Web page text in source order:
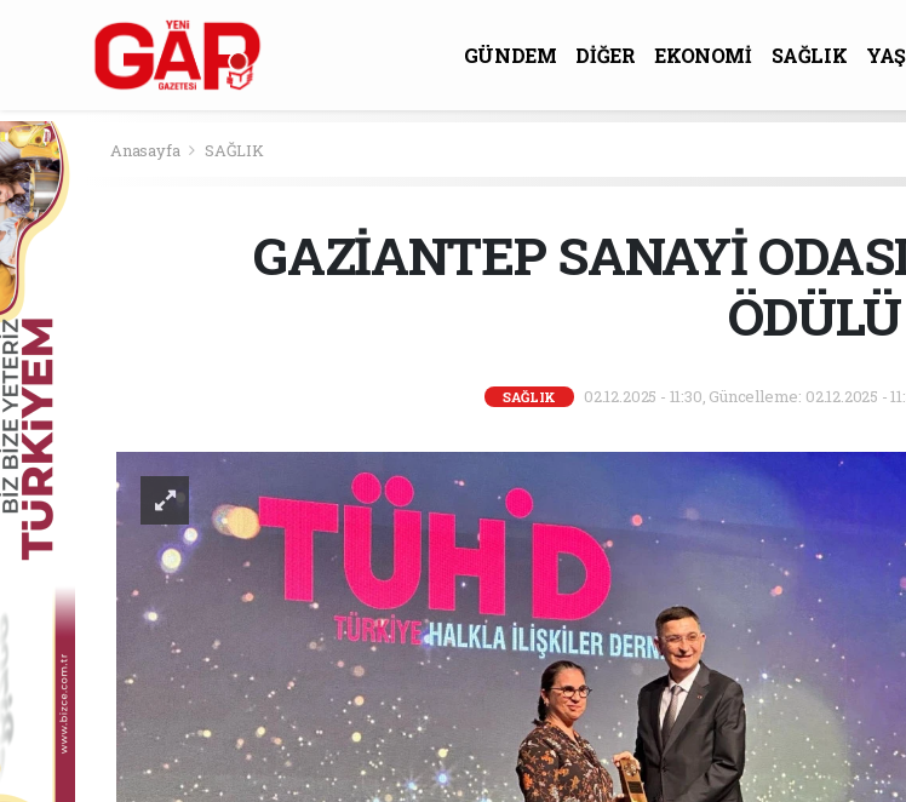
GÜNDEM DİĞER EKONOMİ SAĞLIK
Anasayfa SAĞLIK
GAZİANTEP SANAYİ
ÖDÜLÜ
SAĞLIK 02.12.2025 - 11:30, Güncelleme: 02.12.2025 -